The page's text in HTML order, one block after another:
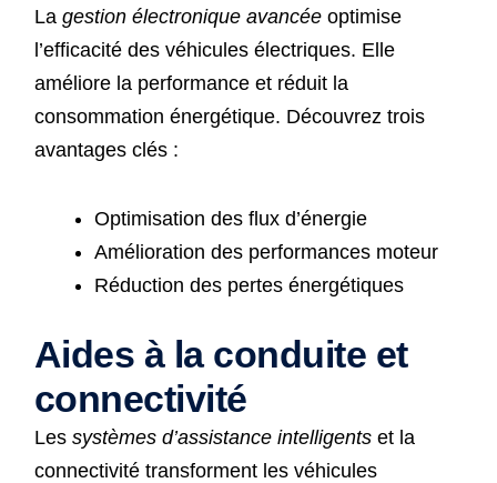
La gestion électronique avancéeoptimise
l’efficacité des véhicules électriques. Elle
améliore la performance et réduit la
consommation énergétique. Découvrez trois
avantages clés :
Optimisation des flux d’énergie
Amélioration des performances moteur
Réduction des pertes énergétiques
Aides à la conduite et
connectivité
Les systèmes d’assistance intelligentset la
connectivité transforment les véhicules